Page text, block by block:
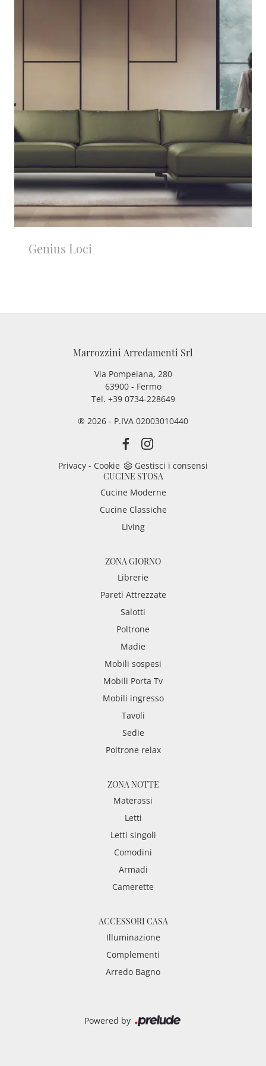
Genius Loci
Marrozzini Arredamenti Srl
Via Pompeiana, 280
63900 - Fermo
Tel. +39 0734-228649
® 2026 - P.IVA 02003010440
Privacy - Cookie
Gestisci i consensi
CUCINE STOSA
Cucine Moderne
Cucine Classiche
Living
ZONA GIORNO
Librerie
Pareti Attrezzate
Salotti
Poltrone
Madie
Mobili sospesi
Mobili Porta Tv
Mobili ingresso
Tavoli
Sedie
Poltrone relax
ZONA NOTTE
Materassi
Letti
Letti singoli
Comodini
Armadi
Camerette
ACCESSORI CASA
Illuminazione
Complementi
Arredo Bagno
Powered by